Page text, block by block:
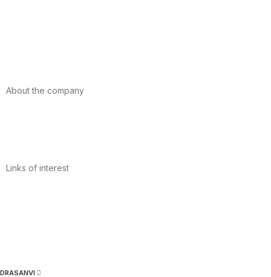
About the company
Links of interest
DRASANVI